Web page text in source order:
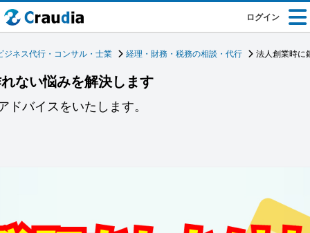
ログイン
ジネス代行・コンサル・士業 経理・財務・税務の相談・代行 法人創業時に
ない悩みを解決します
ドバイスをいたします。